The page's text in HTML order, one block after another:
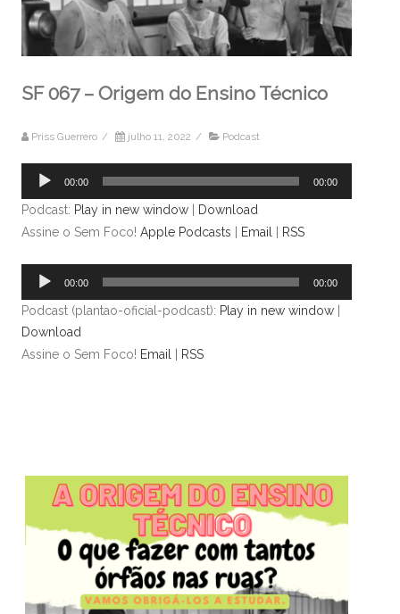
SF 067 – Origem do Ensino Técnico
Priss Guerrero / julho 11, 2022 / Podcast
Tocador
áudio
00:00 00:00
Podcast: Play in new window
Download
Assine o Sem Foco! Apple Podcasts Email RSS
Tocador
áudio
00:00 00:00
Podcast (plantao-oficial-podcast): Play in new window
Download
Assine o Sem Foco! Email RSS